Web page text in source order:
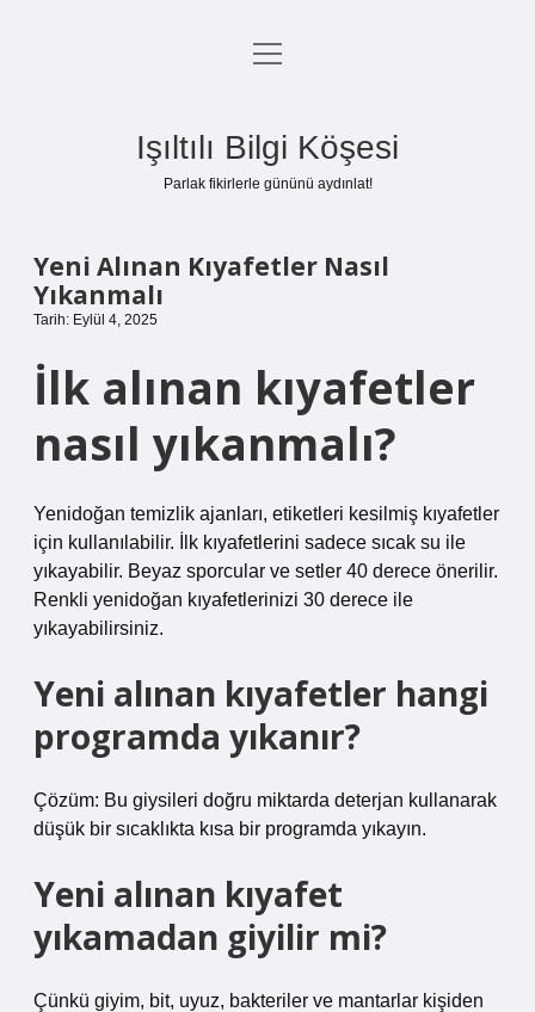
Anasayfa
Yasal Uyarı
menüyü
Işıltılı Bilgi Köşesi
Parlak fikirlerle gününü aydınlat!
Yeni Alınan Kıyafetler Nasıl
Yıkanmalı
Tarih: Eylül 4, 2025
İlk alınan kıyafetler
nasıl yıkanmalı?
Yenidoğan temizlik ajanları, etiketleri kesilmiş kıyafetler
için kullanılabilir. İlk kıyafetlerini sadece sıcak su ile
yıkayabilir. Beyaz sporcular ve setler 40 derece önerilir.
Renkli yenidoğan kıyafetlerinizi 30 derece ile
yıkayabilirsiniz.
Yeni alınan kıyafetler hangi
programda yıkanır?
Çözüm: Bu giysileri doğru miktarda deterjan kullanarak
düşük bir sıcaklıkta kısa bir programda yıkayın.
Yeni alınan kıyafet
yıkamadan giyilir mi?
Çünkü giyim, bit, uyuz, bakteriler ve mantarlar kişiden